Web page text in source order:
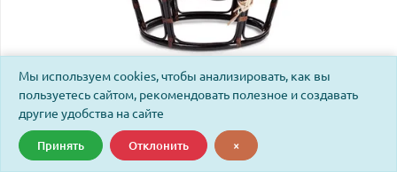
Кресло Папасан/Papasan (23/01 W) /с подушкой и
ремешками/ диаметр подушки 129см, 115х101х104см,
античный черно-коричневый, ткань старт
Мы используем cookies, чтобы анализировать, как вы
пользуетесь сайтом, рекомендовать полезное и создавать
другие удобства на сайте
Принять Отклонить ×